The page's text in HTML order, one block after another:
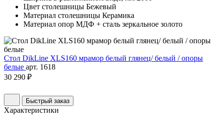
Цвет столешницы Бежевый
Материал столешницы Керамика
Материал опор МДФ + сталь зеркальное золото
Стол DikLine XLS160 мрамор белый глянец/ белый / опоры
белые арт. 1618
30 290 ₽
Быстрый заказ
Характеристики